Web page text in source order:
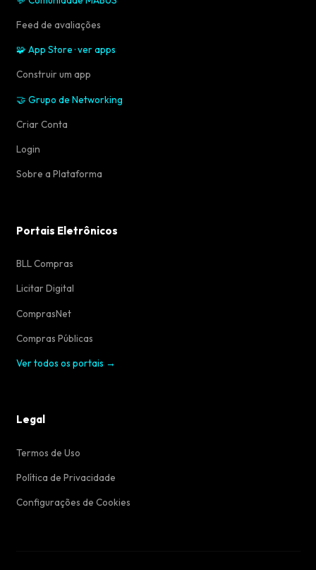
Feed de avaliações
🧩 App Store · ver apps
Construir um app
🤝 Grupo de Networking
Criar Conta
Login
Sobre a Plataforma
Portais Eletrônicos
BLL Compras
Licitar Digital
ComprasNet
Compras Públicas
Ver todos os portais →
Legal
Termos de Uso
Política de Privacidade
Configurações de Cookies